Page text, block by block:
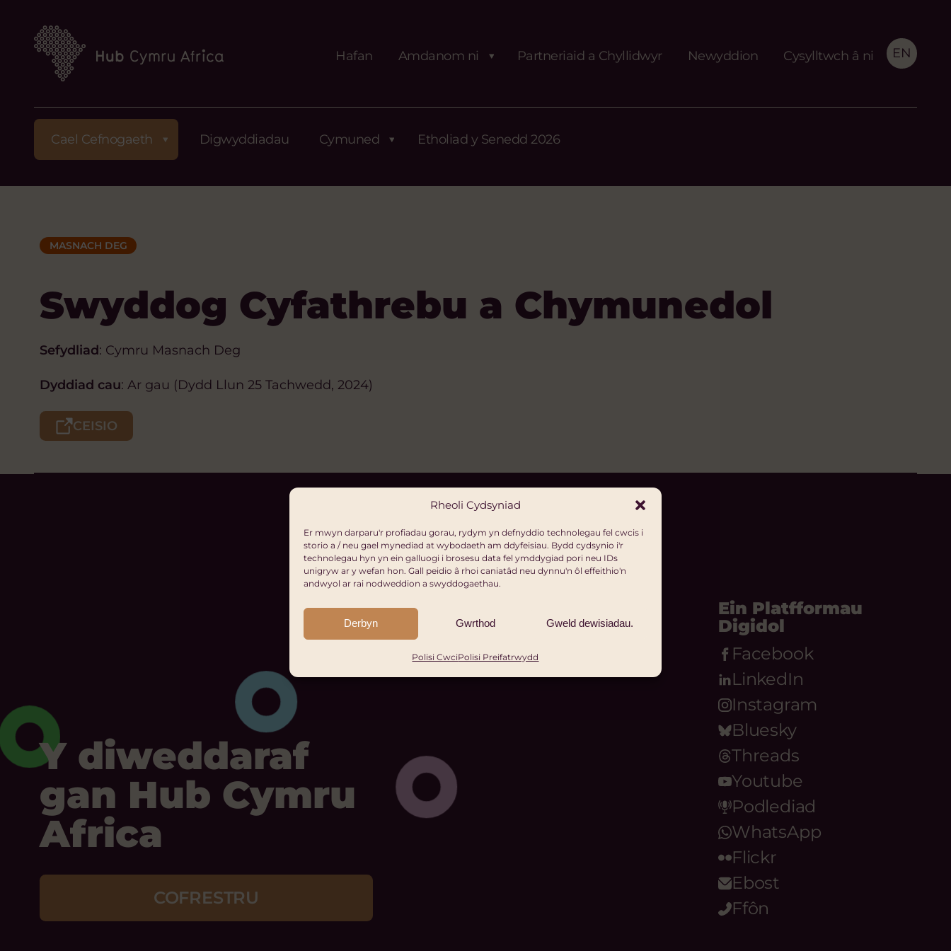
Rheoli Cydsyniad
Er mwyn darparu'r profiadau gorau, rydym yn defnyddio technolegau fel cwcis i
storio a / neu gael mynediad at wybodaeth am ddyfeisiau. Bydd cydsynio i'r
technolegau hyn yn ein galluogi i brosesu data fel ymddygiad pori neu IDs
unigryw ar y wefan hon. Gall peidio â rhoi caniatâd neu dynnu'n ôl effeithio'n
andwyol ar rai nodweddion a swyddogaethau.
Derbyn Gwrthod Gweld dewisiadau.
Polisi CwciPolisi Preifatrwydd
Hafan Amdanom ni Partneriaid a Chyllidwyr Newyddion Cysylltwch â ni EN
Cael Cefnogaeth Digwyddiadau Cymuned Etholiad y Senedd 2026
MASNACH DEG
Swyddog Cyfathrebu a Chymunedol
Sefydliad: Cymru Masnach Deg
Dyddiad cau: Ar gau (Dydd Llun 25 Tachwedd, 2024)
CEISIO
Y diweddaraf
gan Hub Cymru
Africa
COFRESTRU
Ein Platfformau
Digidol
Facebook
LinkedIn
Instagram
Bluesky
Threads
Youtube
Podlediad
WhatsApp
Flickr
Ebost
Ffôn